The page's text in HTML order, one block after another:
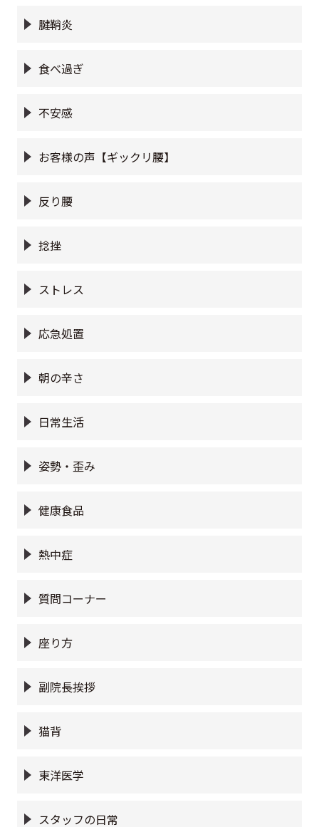
腱鞘炎
食べ過ぎ
不安感
お客様の声【ギックリ腰】
反り腰
捻挫
ストレス
応急処置
朝の辛さ
日常生活
姿勢・歪み
健康食品
熱中症
質問コーナー
座り方
副院長挨拶
猫背
東洋医学
スタッフの日常